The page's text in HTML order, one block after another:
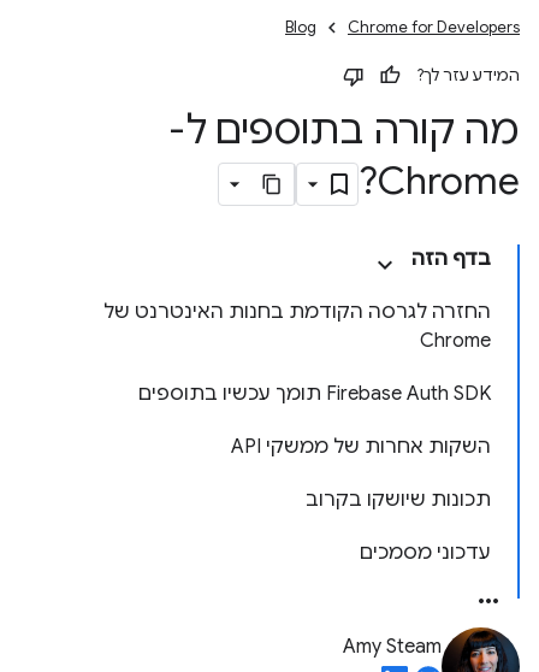
Chrome for Developers
Blog
המידע עזר לך?
מה קורה בתוספים ל-
Chrome?
בדף הזה
החזרה לגרסה הקודמת בחנות האינטרנט של
Chrome
Firebase Auth SDK תומך עכשיו בתוספים
השקות אחרות של ממשקי API
תכונות שיושקו בקרוב
עדכוני מסמכים
Amy Steam